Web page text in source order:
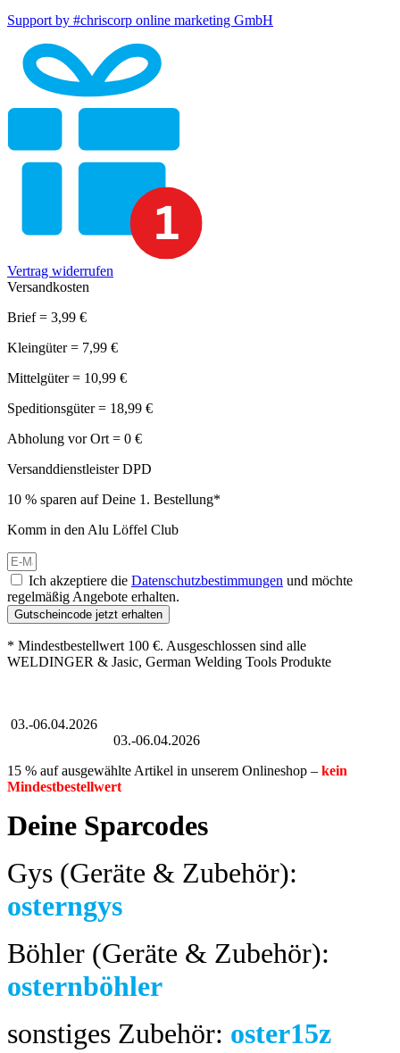
Support by #chriscorp online marketing GmbH
Vertrag widerrufen
Versandkosten
Brief = 3,99 €
Kleingüter = 7,99 €
Mittelgüter = 10,99 €
Speditionsgüter = 18,99 €
Abholung vor Ort = 0 €
Versanddienstleister DPD
10 % sparen auf Deine 1. Bestellung*
Komm in den Alu Löffel Club
Ich akzeptiere die Datenschutzbestimmungen und möchte
regelmäßig Angebote erhalten.
Gutscheincode jetzt erhalten
* Mindestbestellwert 100 €. Ausgeschlossen sind alle
WELDINGER & Jasic, German Welding Tools Produkte
03.-06.04.2026
03.-06.04.2026
15 % auf ausgewählte Artikel in unserem Onlineshop – kein
Mindestbestellwert
Deine Sparcodes
Gys (Geräte & Zubehör):
osterngys
Böhler (Geräte & Zubehör):
osternböhler
sonstiges Zubehör: oster15z